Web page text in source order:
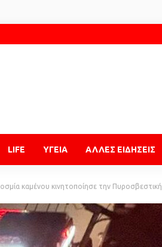
LIFE ΥΓΕΙΑ ΑΛΛΕΣ ΕΙΔΗΣΕΙΣ
καμένου κινητοποίησε την Πυροσβεστική